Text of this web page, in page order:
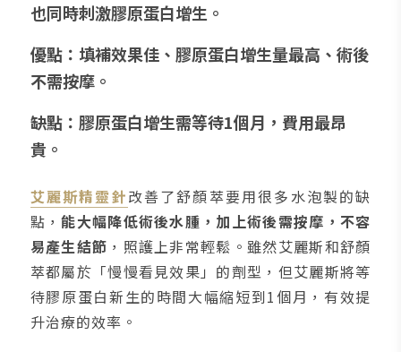
也同時刺激膠原蛋白增生。
優點：填補效果佳、膠原蛋白增生量最高、術後
不需按摩。
缺點：膠原蛋白增生需等待1個月，費用最昂
貴。
艾麗斯精靈針改善了舒顏萃要用很多水泡製的缺
點，能大幅降低術後水腫，加上術後需按摩，不容
易產生結節 ，照護上非常輕鬆。雖然艾麗斯和舒顏
萃都屬於「慢慢看見效果」的劑型，但艾麗斯將等
待膠原蛋白新生的時間大幅縮短到1個月，有效提
升治療的效率。